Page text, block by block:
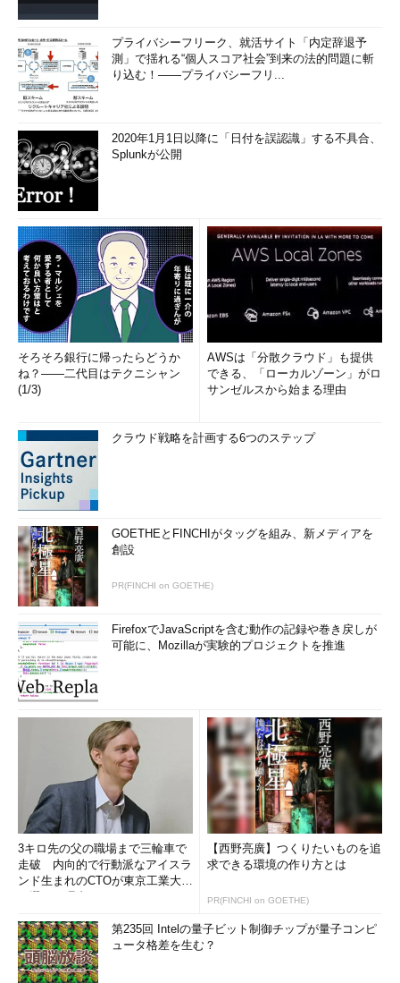
プライバシーフリーク、就活サイト「内定辞退予
測」で揺れる“個人スコア社会”到来の法的問題に斬
り込む！――プライバシーフリ...
2020年1月1日以降に「日付を誤認識」する不具合、
Splunkが公開
そろそろ銀行に帰ったらどうか
ね？――二代目はテクニシャン
(1/3)
AWSは「分散クラウド」も提供
できる、「ローカルゾーン」がロ
サンゼルスから始まる理由
クラウド戦略を計画する6つのステップ
GOETHEとFINCHIがタッグを組み、新メディアを
創設
PR(FINCHI on GOETHE)
FirefoxでJavaScriptを含む動作の記録や巻き戻しが
可能に、Mozillaが実験的プロジェクトを推進
3キロ先の父の職場まで三輪車で
走破 内向的で行動派なアイスラ
ンド生まれのCTOが東京工業大学
【西野亮廣】つくりたいものを追
求できる環境の作り方とは
PR(FINCHI on GOETHE)
第235回 Intelの量子ビット制御チップが量子コンピ
ュータ格差を生む？